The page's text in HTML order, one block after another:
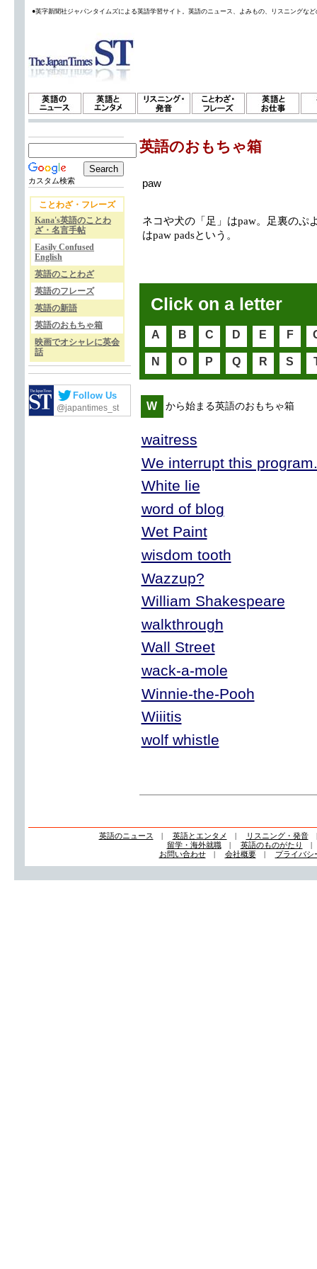
●英字新聞社ジャパンタイムズによる英語学習サイト。英語のニュース、よみもの、リスニングな
カスタム検索
ことわざ・フレーズ
Kana's英語のことわ
ざ・名言手帖
Easily Confused
English
英語のことわざ
英語のフレーズ
英語の新語
英語のおもちゃ箱
映画でオシャレに英会
話
Follow Us
@japantimes_st
英語のおもちゃ箱
paw
ネコや犬の「足」はpaw。足裏のぷ
はpaw padsという。
Click on a letter
A B C D E F
N O P Q R S
W から始まる英語のおもちゃ箱
waitress
We interrupt this
White lie
word of blog
Wet Paint
wisdom tooth
Wazzup?
William Shakespeare
walkthrough
Wall Street
wack-a-mole
Winnie-the-Pooh
Wiiitis
wolf whistle
英語のニュース | 英語とエンタメ | リスニング・発音
留学・海外就職| 英語のものがたり
お問い合わせ| 会社概要| プライバシ